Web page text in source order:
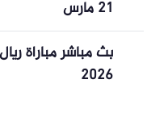
21 مارس
بث مباشر مباراة
2026